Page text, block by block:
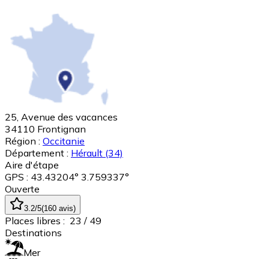
25, Avenue des vacances
34110 Frontignan
Région : Occitanie
Département : Hérault (34)
Aire d'étape
GPS : 43.43204° 3.759337°
Ouverte
3.2/5(160 avis)
Places libres : 23 / 49
Destinations
Mer